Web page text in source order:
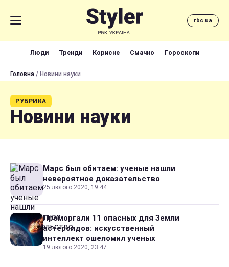
rbc.ua
Люди Тренди Корисне Смачно Гороскопи
Головна / Новини науки
РУБРИКА
Новини науки
Марс был обитаем: ученые нашли
невероятное доказательство
25 лютого 2020, 19:44
Проморгали 11 опасных для Земли
астероидов: искусственный
интеллект ошеломил ученых
19 лютого 2020, 23:47